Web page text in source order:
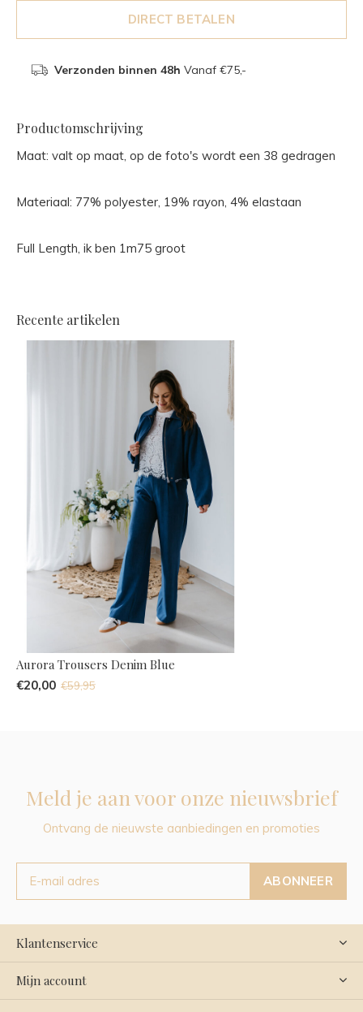
DIRECT BETALEN
Verzonden binnen 48h Vanaf €75,-
Productomschrijving
Maat: valt op maat, op de foto's wordt een 38 gedragen
Materiaal: 77% polyester, 19% rayon, 4% elastaan
Full Length, ik ben 1m75 groot
Recente artikelen
Aurora Trousers Denim Blue
€20,00 €59,95
Meld je aan voor onze nieuwsbrief
Ontvang de nieuwste aanbiedingen en promoties
ABONNEER
Klantenservice
Mijn account